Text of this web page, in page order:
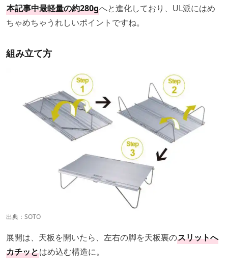
本記事中最軽量の約280gへと進化しており、UL派にはめ
ちゃめちゃうれしいポイントですね。
組み立て方
出典： SOTO
展開は、天板を開いたら、左右の脚を天板裏のスリットへ
カチッとはめ込む構造に。